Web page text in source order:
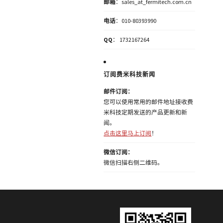
邮箱：sales_at_fermitech.com.cn
电话：010-80393990
QQ ： 1732167264
订阅费米科技新闻
邮件订阅：
您可以使用常用的邮件地址接收费
米科技定期发送的产品更新和新
闻。
点击这里马上订阅 ！
微信订阅：
微信扫描右侧二维码。